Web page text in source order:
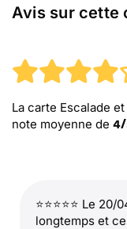
Avis sur cette
La carte Escalade
note moyenne de 4/
⭐⭐⭐⭐⭐ Le
longtemps et